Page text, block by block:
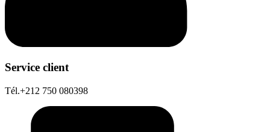
Service client
Tél.+212 750 080398